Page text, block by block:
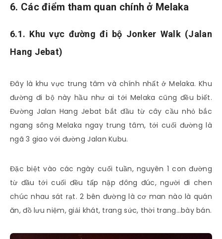
6. Các điểm tham quan chính ở Melaka
6.1. Khu vực đường đi bộ Jonker Walk (Jalan
Hang Jebat)
Đây là khu vực trung tâm và chính nhất ở Melaka. Khu
đường đi bộ này hầu như ai tới Melaka cũng đều biết.
Đường Jalan Hang Jebat bắt đầu từ cây cầu nhỏ bắc
ngang sông Melaka ngay trung tâm, tới cuối đường là
ngã 3 giao với đường Jalan Kubu.
Đặc biệt vào các ngày cuối tuần, nguyên 1 con đường
từ đầu tới cuối đều tấp nập đông đúc, người đi chen
chúc nhau sát rạt. 2 bên đường là cơ man nào là quán
ăn, đồ lưu niệm, giải khát, trang sức, thời trang…bày bán.